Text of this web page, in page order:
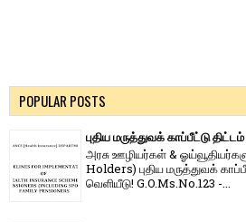
POPULAR POSTS
புதிய மருத்துவக் காப்பீட்டு
அரசு ஊழியர்கள் &
Holders) புதிய மருத்துவக்
வெளியீடு! G.O.Ms.No.123 -...